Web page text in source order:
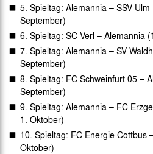
5. Spieltag: Alemannia – SSV
September)
6. Spieltag: SC Verl – Alemannia
7. Spieltag: Alemannia – SV
September)
8. Spieltag: FC Schweinfurt 05 –
September)
9. Spieltag: Alemannia – FC
1. Oktober)
10. Spieltag: FC Energie Cottbus
Oktober)